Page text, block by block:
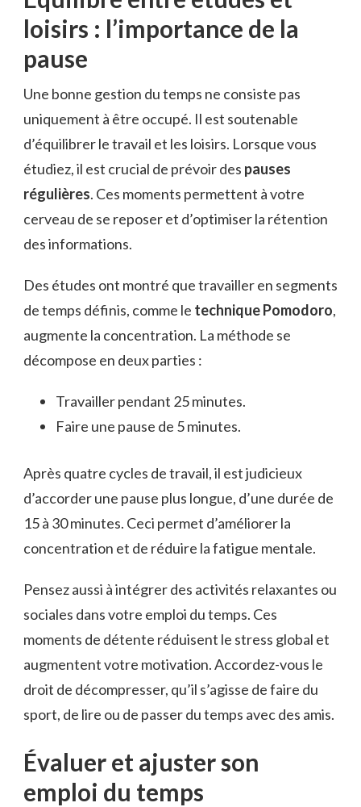
loisirs : l’importance de la
pause
Une bonne gestion du temps ne consiste pas
uniquement à être occupé. Il est soutenable
d’équilibrer le travail et les loisirs. Lorsque vous
étudiez, il est crucial de prévoir des pauses
régulières. Ces moments permettent à votre
cerveau de se reposer et d’optimiser la rétention
des informations.
Des études ont montré que travailler en segments
de temps définis, comme le technique Pomodoro,
augmente la concentration. La méthode se
décompose en deux parties :
Travailler pendant 25 minutes.
Faire une pause de 5 minutes.
Après quatre cycles de travail, il est judicieux
d’accorder une pause plus longue, d’une durée de
15 à 30 minutes. Ceci permet d’améliorer la
concentration et de réduire la fatigue mentale.
Pensez aussi à intégrer des activités relaxantes ou
sociales dans votre emploi du temps. Ces
moments de détente réduisent le stress global et
augmentent votre motivation. Accordez-vous le
droit de décompresser, qu’il s’agisse de faire du
sport, de lire ou de passer du temps avec des amis.
Évaluer et ajuster son
emploi du temps